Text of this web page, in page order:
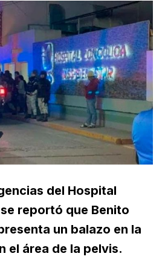
del Hospital
reportó que Benito
un balazo en la
el área de la pelvis.